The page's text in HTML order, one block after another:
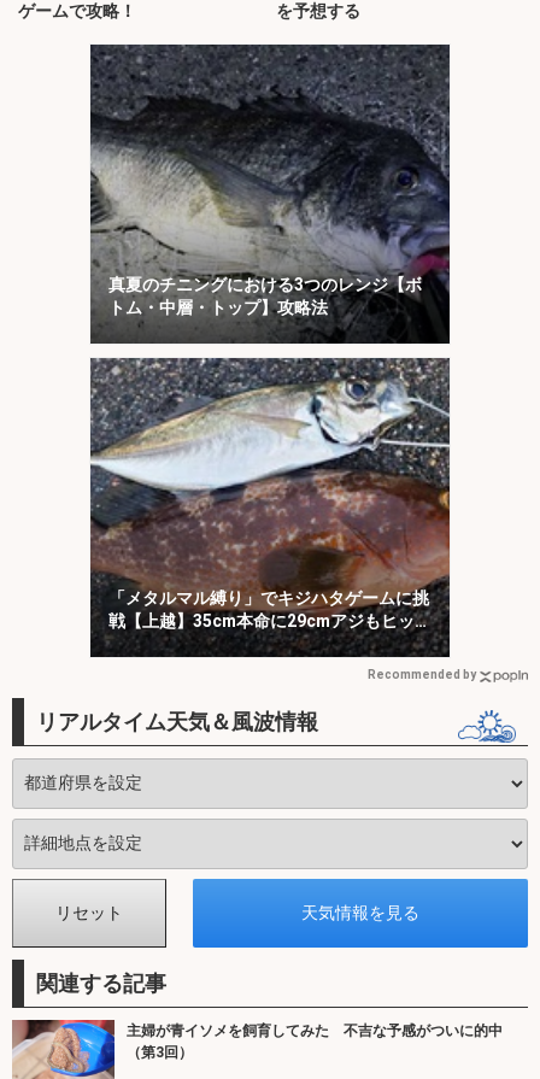
ゲームで攻略！
を予想する
真夏のチニングにおける3つのレンジ【ボ
トム・中層・トップ】攻略法
「メタルマル縛り」でキジハタゲームに挑
戦【上越】35cm本命に29cmアジもヒッ
ト！
Recommended by
リアルタイム天気＆風波情報
関連する記事
主婦が青イソメを飼育してみた 不吉な予感がついに的中
（第3回）